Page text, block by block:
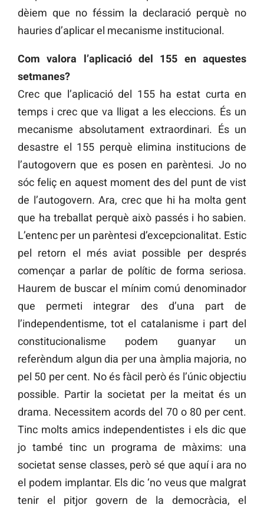
dèiem que no féssim la declaració perquè no
hauries d’aplicar el mecanisme institucional.
Com valora l’aplicació del 155 en aquestes
setmanes?
Crec que l’aplicació del 155 ha estat curta en
temps i crec que va lligat a les eleccions. És un
mecanisme absolutament extraordinari. És un
desastre el 155 perquè elimina institucions de
l’autogovern que es posen en parèntesi. Jo no
sóc feliç en aquest moment des del punt de vist
de l’autogovern. Ara, crec que hi ha molta gent
que ha treballat perquè això passés i ho sabien.
L’entenc per un parèntesi d’excepcionalitat. Estic
pel retorn el més aviat possible per després
començar a parlar de polític de forma seriosa.
Haurem de buscar el mínim comú denominador
que permeti integrar des d’una part de
l’independentisme, tot el catalanisme i part del
constitucionalisme podem guanyar un
referèndum algun dia per una àmplia majoria, no
pel 50 per cent. No és fàcil però és l’únic objectiu
possible. Partir la societat per la meitat és un
drama. Necessitem acords del 70 o 80 per cent.
Tinc molts amics independentistes i els dic que
jo també tinc un programa de màxims: una
societat sense classes, però sé que aquí i ara no
el podem implantar. Els dic ‘no veus que malgrat
tenir el pitjor govern de la democràcia, el